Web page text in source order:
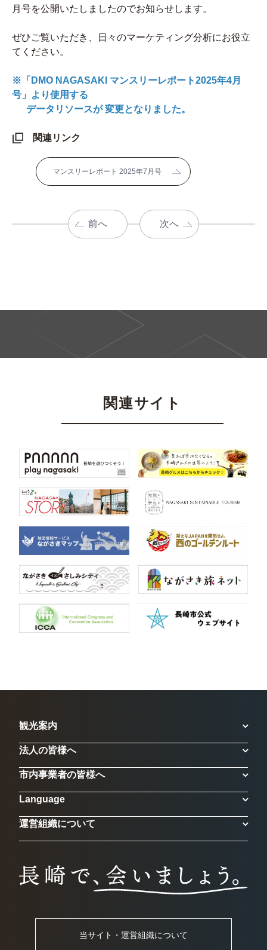
月号を公開いたしましたのでお知らせします。
ぜひご覧いただき、日々のマーケティング分析にお役立
てください。
※「DMO NAGASAKI マンスリーレポート2025年4月
号」より使用する
データリソースが 変更となりました。
関連リンク
マンスリーレポート 2025年7月号
前へ 次へ
関連サイト
観光案内
法人の皆様へ
市内事業者の皆様へ
Language
運営組織について
当サイト・運営組織について